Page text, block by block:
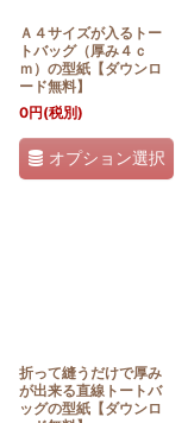
Ａ４サイズが入るトー
トバッグ（厚み４ｃ
ｍ）の型紙【ダウンロ
ード無料】
0円(税別)
オプション選択
折って縫うだけで厚み
が出来る直線トートバ
ッグの型紙【ダウンロ